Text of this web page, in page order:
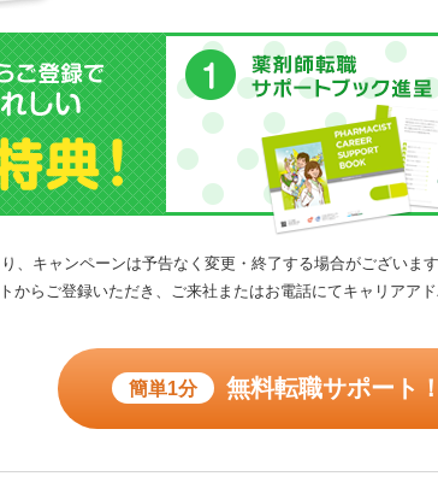
、キャンペーンは予告なく変更・終了する場合がございます
からご登録いただき、ご来社またはお電話にてキャリアア
簡単1分 無料転職サポート